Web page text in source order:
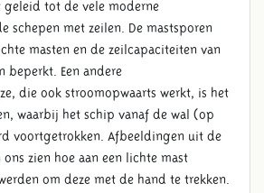
geleid tot de vele moderne
schepen met zeilen. De mastsporen
masten en de zeilcapaciteiten van
beperkt. Een andere
die ook stroomopwaarts werkt, is het
waarbij het schip vanaf de wal (op
voortgetrokken. Afbeeldingen uit de
zien hoe aan een lichte mast
om deze met de hand te trekken.